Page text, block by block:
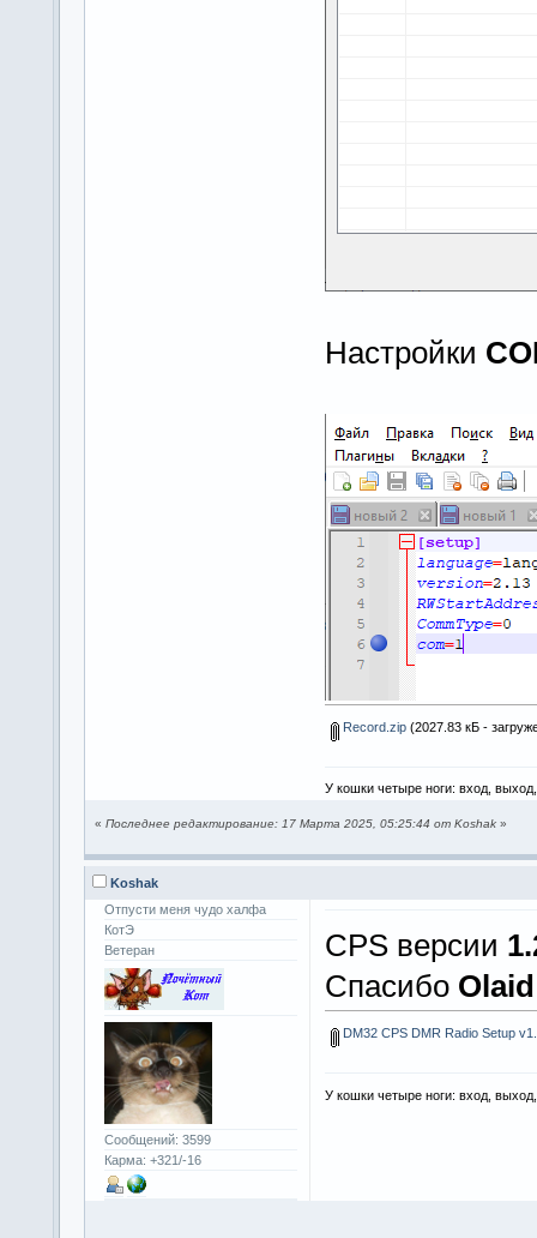
Настройки
Record.zip(2027.83 кБ -
У кошки четыре ноги: вход,
« Последнее редактирование: 17 Марта 2025, 05:25:44 от Koshak »
Koshak
Отпусти меня чудо халфа
КотЭ
Ветеран
Сообщений: 3599
Карма: +321/-16
CPS версии
Спасибо
DM32 CPS DMR Radio Setup
У кошки четыре ноги: вход,